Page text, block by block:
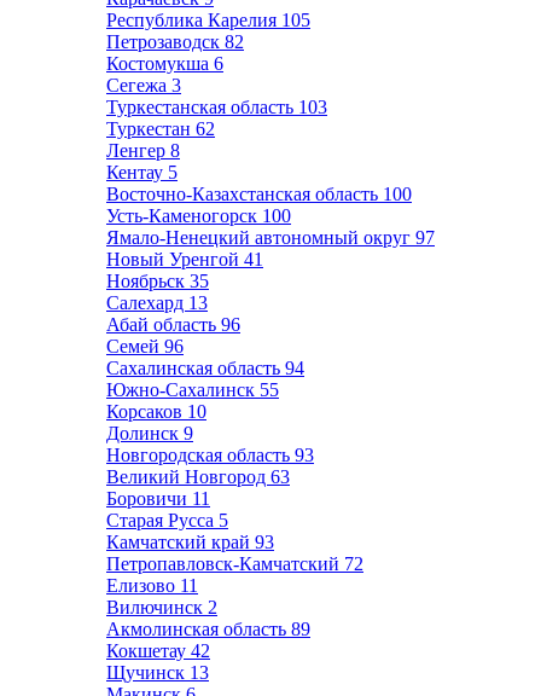
Республика Карелия 105
Петрозаводск 82
Костомукша 6
Сегежа 3
Туркестанская область 103
Туркестан 62
Ленгер 8
Кентау 5
Восточно-Казахстанская область 100
Усть-Каменогорск 100
Ямало-Ненецкий автономный округ 97
Новый Уренгой 41
Ноябрьск 35
Салехард 13
Абай область 96
Семей 96
Сахалинская область 94
Южно-Сахалинск 55
Корсаков 10
Долинск 9
Новгородская область 93
Великий Новгород 63
Боровичи 11
Старая Русса 5
Камчатский край 93
Петропавловск-Камчатский 72
Елизово 11
Вилючинск 2
Акмолинская область 89
Кокшетау 42
Щучинск 13